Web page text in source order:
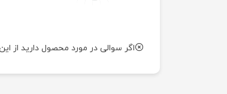
اگر سوالی در مورد محصول دارید از